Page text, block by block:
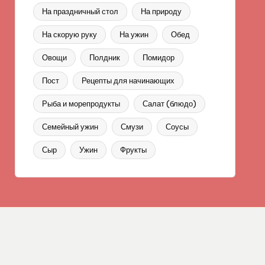
На праздничный стол На природу
На скорую руку На ужин Обед
Овощи Полдник Помидор
Пост Рецепты для начинающих
Рыба и морепродукты Салат (блюдо)
Семейный ужин Смузи Соусы
Сыр Ужин Фрукты